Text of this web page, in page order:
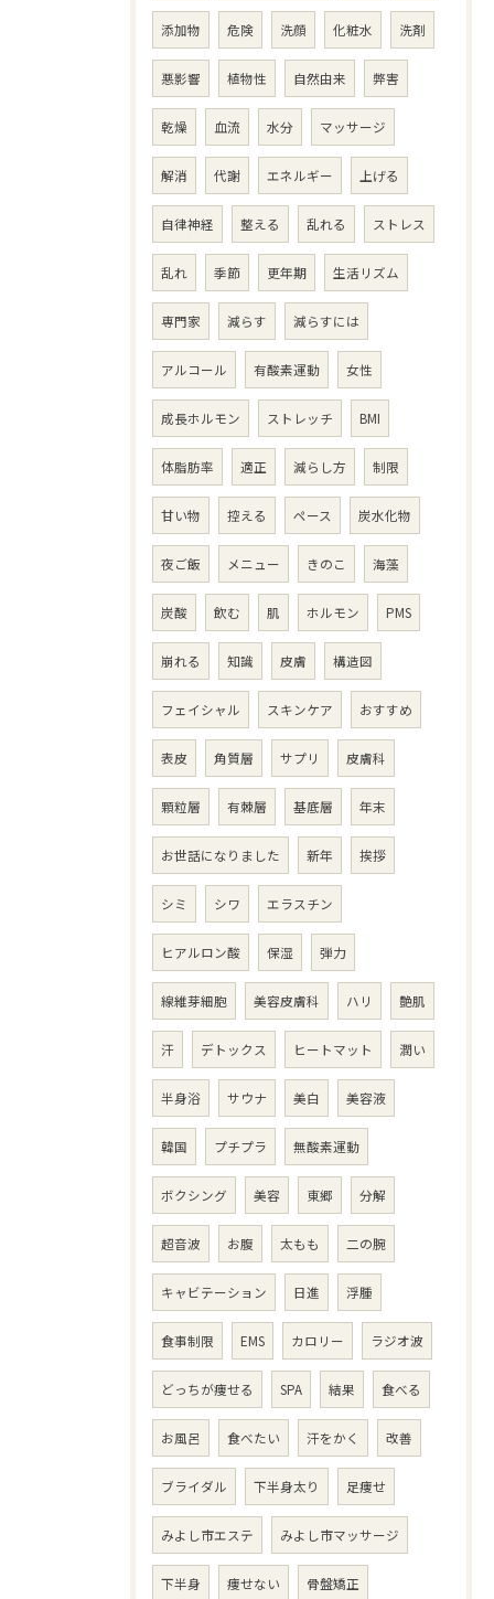
添加物 危険 洗顔 化粧水 洗剤
悪影響 植物性 自然由来 弊害
乾燥 血流 水分 マッサージ
解消 代謝 エネルギー 上げる
自律神経 整える 乱れる ストレス
乱れ 季節 更年期 生活リズム
専門家 減らす 減らすには
アルコール 有酸素運動 女性
成長ホルモン ストレッチ BMI
体脂肪率 適正 減らし方 制限
甘い物 控える ペース 炭水化物
夜ご飯 メニュー きのこ 海藻
炭酸 飲む 肌 ホルモン PMS
崩れる 知識 皮膚 構造図
フェイシャル スキンケア おすすめ
表皮 角質層 サプリ 皮膚科
顆粒層 有棘層 基底層 年末
お世話になりました 新年 挨拶
シミ シワ エラスチン
ヒアルロン酸 保湿 弾力
線維芽細胞 美容皮膚科 ハリ 艶肌
汗 デトックス ヒートマット 潤い
半身浴 サウナ 美白 美容液
韓国 プチプラ 無酸素運動
ボクシング 美容 東郷 分解
超音波 お腹 太もも 二の腕
キャビテーション 日進 浮腫
食事制限 EMS カロリー ラジオ波
どっちが痩せる SPA 結果 食べる
お風呂 食べたい 汗をかく 改善
ブライダル 下半身太り 足痩せ
みよし市エステ みよし市マッサージ
下半身 痩せない 骨盤矯正